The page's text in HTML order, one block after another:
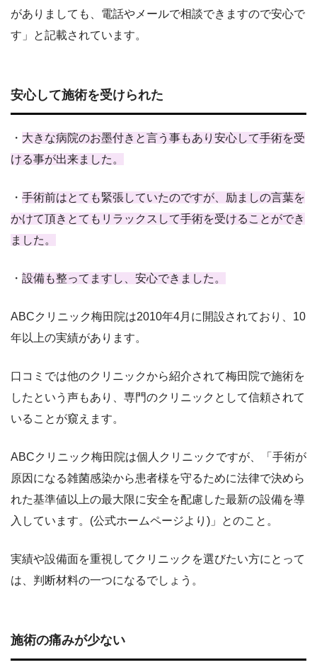
がありましても、電話やメールで相談できますので安心で
す」と記載されています。
安心して施術を受けられた
・ 大きな病院のお墨付きと言う事もあり安心して手術を受
ける事が出来ました。
・ 手術前はとても緊張していたのですが、励ましの言葉を
かけて頂きとてもリラックスして手術を受けることができ
ました。
・ 設備も整ってますし、安心できました。
ABCクリニック梅田院は2010年4月に開設されており、10
年以上の実績があります。
口コミでは他のクリニックから紹介されて梅田院で施術を
したという声もあり、専門のクリニックとして信頼されて
いることが窺えます。
ABCクリニック梅田院は個人クリニックですが、「手術が
原因になる雑菌感染から患者様を守るために法律で決めら
れた基準値以上の最大限に安全を配慮した最新の設備を導
入しています。(公式ホームページより)」とのこと。
実績や設備面を重視してクリニックを選びたい方にとって
は、判断材料の一つになるでしょう。
施術の痛みが少ない